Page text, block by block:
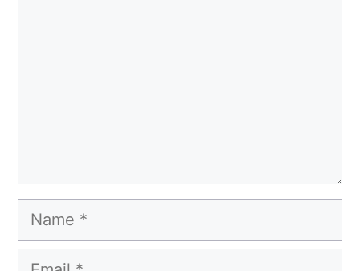
Name
Email